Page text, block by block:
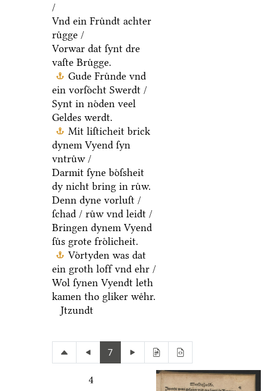
/
Vnd ein Fruͤndt achter
ruͤgge /
Vorwar dat ſynt dre
vaſte Bruͤgge.
Gude Fruͤnde vnd
ein vorſoͤcht Swerdt /
Synt in noͤden veel
Geldes werdt.
Mit liſticheit brick
dynem Vyend ſyn
vntruͤw /
Darmit ſyne boͤſsheit
dy nicht bring in ruͤw.
Denn dyne vorluſt /
ſchad / ruͤw vnd leidt /
Bringen dynem Vyend
ſuͤs grote froͤlicheit.
Voͤrtyden was dat
ein groth loff vnd ehr /
Wol ſynen Vyendt leth
kamen tho gliker weͤhr.
Jtzundt
7
4